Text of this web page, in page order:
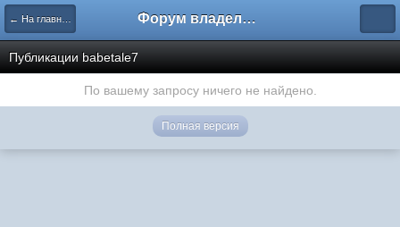
← На главную Форум владельцев интернет-магазинов
Публикации babetale7
По вашему запросу ничего не найдено.
Полная версия